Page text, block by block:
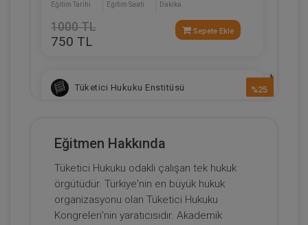
Eğitim Tarihi Eğitim Saati Dakika
1000 TL
750 TL
Sepete Ekle
%25
Tüketici Hukuku Enstitüsü
Eğitmen Hakkında
Tüketici Hukuku odaklı çalışan tek hukuk
örgütüdür. Türkiye'nin en büyük hukuk
organizasyonu olan Tüketici Hukuku
Kongreleri'nin yaratıcısıdır. Akademik